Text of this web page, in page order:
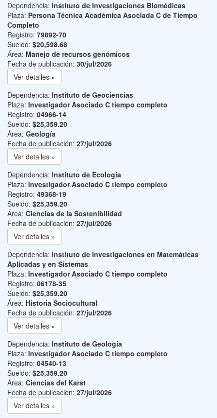
Dependencia: Instituto de Investigaciones Biomédicas
Plaza: Persona Técnica Académica Asociada C de Tiempo
Completo
Registro: 79892-70
Sueldo: $20,598.68
Área: Manejo de recursos genómicos
Fecha de publicación: 30/jul/2026
Ver detalles »
Dependencia: Instituto de Geociencias
Plaza: Investigador Asociado C tiempo completo
Registro: 04966-14
Sueldo: $25,359.20
Área: Geología
Fecha de publicación: 27/jul/2026
Ver detalles »
Dependencia: Instituto de Ecología
Plaza: Investigador Asociado C tiempo completo
Registro: 49368-19
Sueldo: $25,359.20
Área: Ciencias de la Sostenibilidad
Fecha de publicación: 27/jul/2026
Ver detalles »
Dependencia: Instituto de Investigaciones en Matemáticas
Aplicadas y en Sistemas
Plaza: Investigador Asociado C tiempo completo
Registro: 06178-35
Sueldo: $25,359.20
Área: Historia Sociocultural
Fecha de publicación: 27/jul/2026
Ver detalles »
Dependencia: Instituto de Geología
Plaza: Investigador Asociado C tiempo completo
Registro: 04540-13
Sueldo: $25,359.20
Área: Ciencias del Karst
Fecha de publicación: 27/jul/2026
Ver detalles »